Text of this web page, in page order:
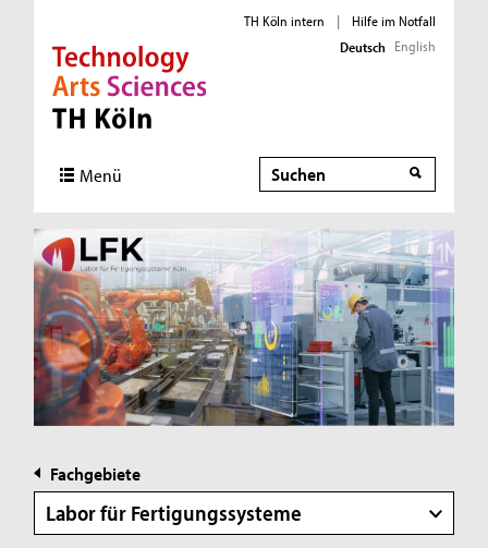
Direkt zur Hauptnavigation
Direkt zur Subnavigation
Direkt zum Inhalt
Direkt zum Fußbereich
TH Köln intern |
Hilfe im Notfall
Deutsch English
Menü Suche
Suche
Fachgebiete
Labor für Fertigungssysteme